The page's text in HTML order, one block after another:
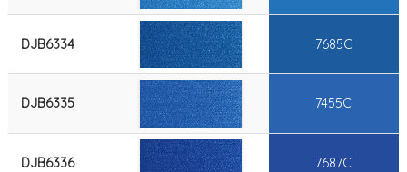
DJB6334 7685C
DJB6335 7455C
DJB6336 7687C